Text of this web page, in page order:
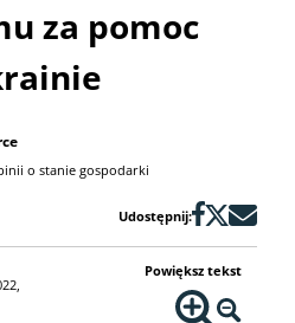
za pomoc
o stanie gospodarki
Udostępnij:
Powiększ tekst